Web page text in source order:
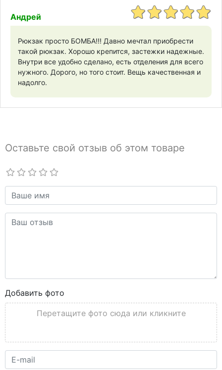
Андрей
Рюкзак просто БОМБА!!! Давно мечтал приобрести
такой рюкзак. Хорошо крепится, застежки надежные.
Внутри все удобно сделано, есть отделения для всего
нужного. Дорого, но того стоит. Вещь качественная и
надолго.
Оставьте свой отзыв об этом товаре
Добавить фото
Перетащите фото сюда или кликните